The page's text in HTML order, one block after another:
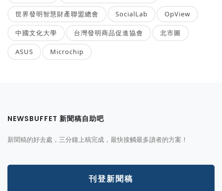
世界發明智慧財產聯盟總會 SocialLab OpView
中國文化大學 台灣發明商品促進協會 北市圖
ASUS Microchip
NEWSBUFFET 新聞稿自助吧
新聞稿的好去處，三分鐘上稿完成，最快接觸最多讀者的方案！
刊登新聞稿